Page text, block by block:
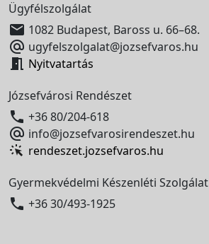
Ügyfélszolgálat
 1082 Budapest, Baross u. 66–68.
 ugyfelszolgalat@jozsefvaros.hu
 Nyitvatartás
Józsefvárosi Rendészet
 +36 80/204-618
 info@jozsefvarosirendeszet.hu
rendeszet.jozsefvaros.hu
Gyermekvédelmi Készenléti Szolgálat
 +36 30/493-1925